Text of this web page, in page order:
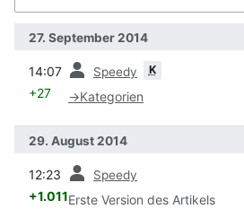
27. September 2014
14:07 Speedy K
+27 →Kategorien
29. August 2014
12:23 Speedy
+1.011Erste Version des Artikels